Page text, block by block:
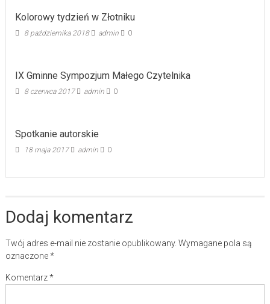
Kolorowy tydzień w Złotniku
8 października 2018 admin 0
IX Gminne Sympozjum Małego Czytelnika
8 czerwca 2017 admin 0
Spotkanie autorskie
18 maja 2017 admin 0
Dodaj komentarz
Twój adres e-mail nie zostanie opublikowany. Wymagane pola są
oznaczone*
Komentarz*